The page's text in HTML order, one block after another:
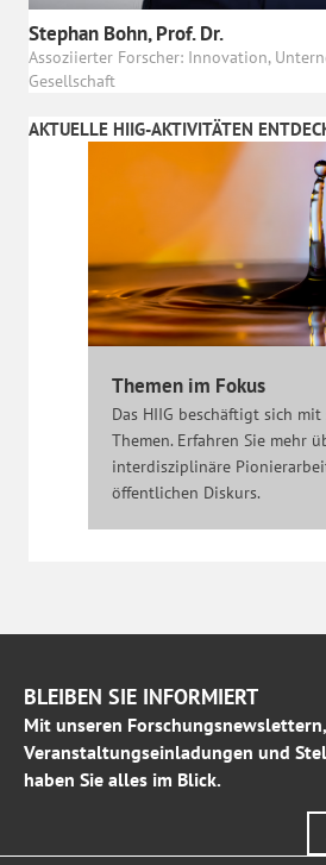
Stephan Bohn, Prof. Dr.
Assoziierter Forscher: Innovation,
Gesellschaft
AKTUELLE HIIG-AKTIVITÄTEN
Themen im Fokus
Das HIIG beschäftigt sich
Themen. Erfahren Sie mehr
interdisziplinäre
öffentlichen Diskurs.
BLEIBEN SIE INFORMIERT
Mit unseren Forschungsnewslettern,
Veranstaltungseinladungen und
haben Sie alles im Blick.